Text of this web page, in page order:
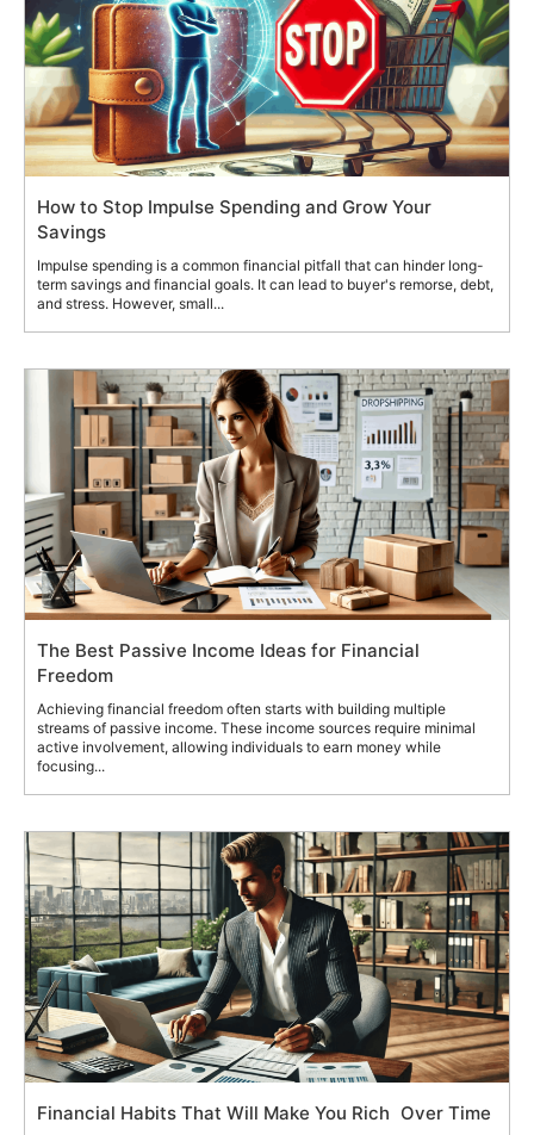
How to Stop Impulse Spending and Grow Your
Savings
Impulse spending is a common financial pitfall that can hinder long-
term savings and financial goals. It can lead to buyer's remorse, debt,
and stress. However, small...
The Best Passive Income Ideas for Financial
Freedom
Achieving financial freedom often starts with building multiple
streams of passive income. These income sources require minimal
active involvement, allowing individuals to earn money while
focusing...
Financial Habits That Will Make You Rich Over Time